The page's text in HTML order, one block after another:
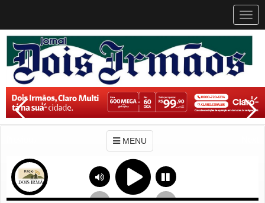
MENU